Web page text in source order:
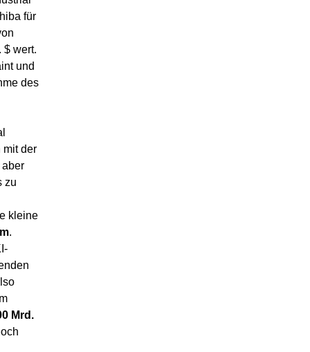
für
$ wert.
und
des
mit der
aber
zu
kleine
.
Mrd.